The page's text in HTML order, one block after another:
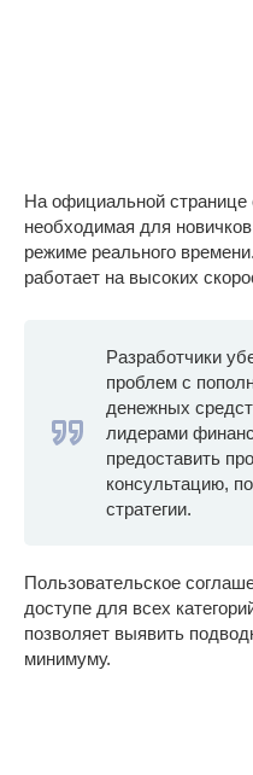
На официальной странице
необходимая для
режиме реального
работает на высоких
Разработчики
проблем с
денежных
лидерами
предоставить
консультацию,
стратегии.
Пользовательское
доступе для всех
позволяет выявить
минимуму.